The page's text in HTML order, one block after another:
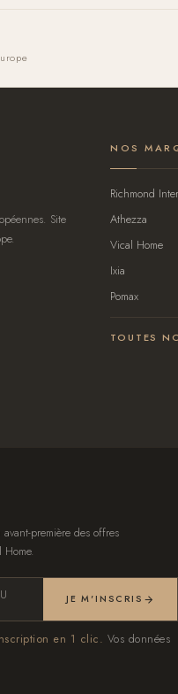
Site
NOS
Richmond
Athezza
Vical Home
Ixia
Pomax
TOUTES
première des offres
Home.
JE M'INSCRIS
en 1 clic. Vos données